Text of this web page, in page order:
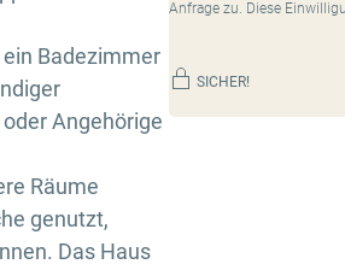
Badezimmer
Angehörige
Räume
genutzt,
Das Haus
Anfrage zu. Diese
SICHER!